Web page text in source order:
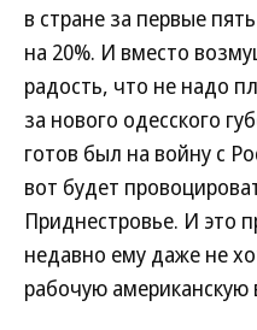
в стране за первые
на 20%. И вместо
радость, что не надо
за нового одесского
готов был на войну с
вот будет
Приднестровье. И это
недавно ему даже не
рабочую американскую